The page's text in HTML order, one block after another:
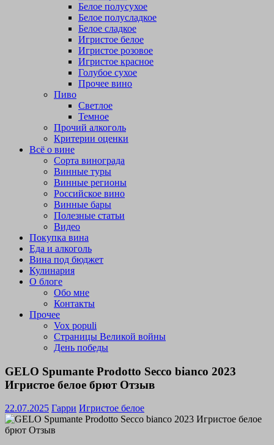
Белое полусухое
Белое полусладкое
Белое сладкое
Игристое белое
Игристое розовое
Игристое красное
Голубое сухое
Прочее вино
Пиво
Светлое
Темное
Прочий алкоголь
Критерии оценки
Всё о вине
Сорта винограда
Винные туры
Винные регионы
Российское вино
Винные бары
Полезные статьи
Видео
Покупка вина
Еда и алкоголь
Вина под бюджет
Кулинария
О блоге
Обо мне
Контакты
Прочее
Vox populi
Страницы Великой войны
День победы
GELO Spumante Prodotto Secco bianco 2023
Игристое белое брют Отзыв
22.07.2025 Гарри Игристое белое